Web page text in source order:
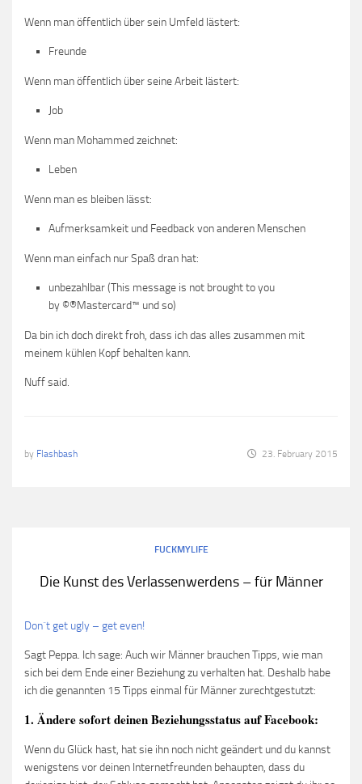
Wenn man öffentlich über sein Umfeld lästert:
Freunde
Wenn man öffentlich über seine Arbeit lästert:
Job
Wenn man Mohammed zeichnet:
Leben
Wenn man es bleiben lässt:
Aufmerksamkeit und Feedback von anderen Menschen
Wenn man einfach nur Spaß dran hat:
unbezahlbar (This message is not brought to you
by ©®Mastercard™ und so)
Da bin ich doch direkt froh, dass ich das alles zusammen mit
meinem kühlen Kopf behalten kann.
Nuff said.
by Flashbash 23. February 2015
FUCKMYLIFE
Die Kunst des Verlassenwerdens – für Männer
Don´t get ugly – get even!
Sagt Peppa. Ich sage: Auch wir Männer brauchen Tipps, wie man
sich bei dem Ende einer Beziehung zu verhalten hat. Deshalb habe
ich die genannten 15 Tipps einmal für Männer zurechtgestutzt:
1. Ändere sofort deinen Beziehungsstatus auf Facebook:
Wenn du Glück hast, hat sie ihn noch nicht geändert und du kannst
wenigstens vor deinen Internetfreunden behaupten, dass du